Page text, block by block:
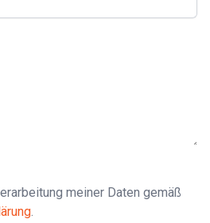
meiner Daten gemäß
.